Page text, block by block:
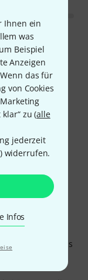
Ihnen ein
was
Beispiel
Anzeigen
das für
von Cookies
zu (alle
jederzeit
) widerrufen.
Infos
24 III und
Mac-Book
in das AVB
sobald man das
Stagebox und